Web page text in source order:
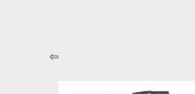
⇦